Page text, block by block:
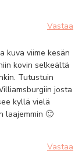
Vastaa
kuva viime kesän
kovin selkeältä
Tutustuin
josta
kyllä vielä
laajemmin 🙂
Vastaa